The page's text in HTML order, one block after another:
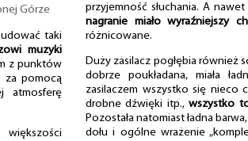
Górze
taki
muzyki
z punktów
za pomocą
atmosferę
przyjemność słuchania. A
nagranie miało wyraźniejszy
różnicowane.
Duży zasilacz pogłębia również
dobrze poukładana, miała
zasilaczem wszystko się nieco
drobne dźwięki itp.,wszystko
Pozostała natomiast ładna
dołu i ogólne wrażenie